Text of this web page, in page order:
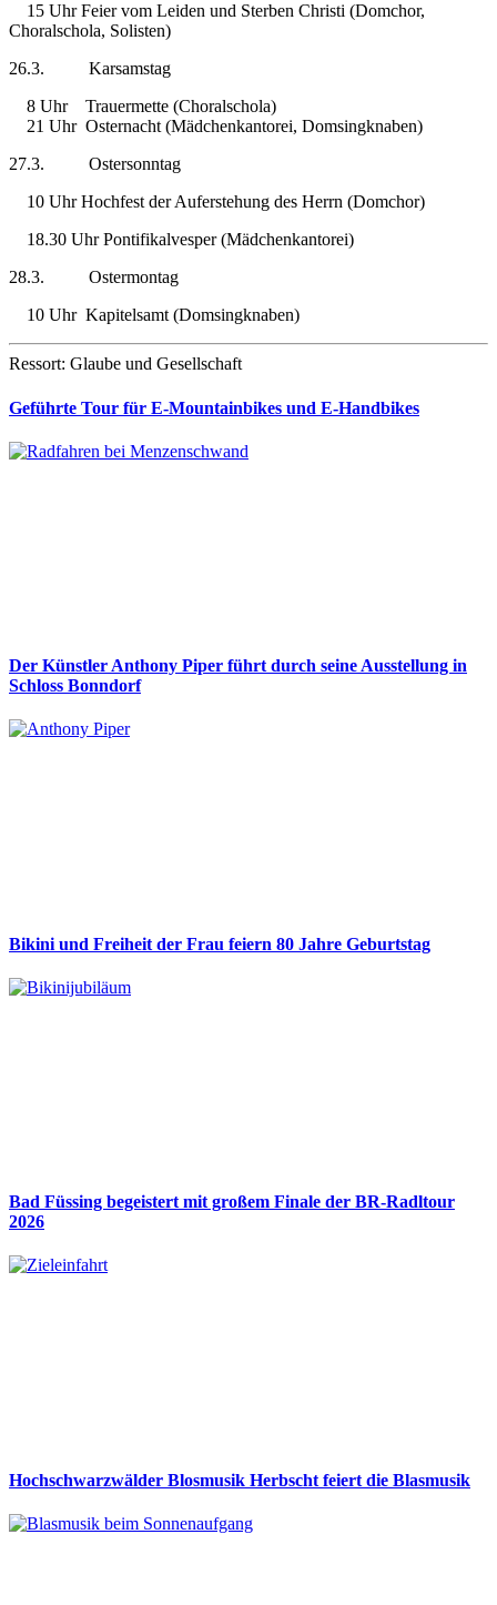
15 Uhr Feier vom Leiden und Sterben Christi (Domchor,
Choralschola, Solisten)
26.3. Karsamstag
8 Uhr Trauermette (Choralschola)
21 Uhr Osternacht (Mädchenkantorei, Domsingknaben)
27.3. Ostersonntag
10 Uhr Hochfest der Auferstehung des Herrn (Domchor)
18.30 Uhr Pontifikalvesper (Mädchenkantorei)
28.3. Ostermontag
10 Uhr Kapitelsamt (Domsingknaben)
Ressort: Glaube und Gesellschaft
Geführte Tour für E-Mountainbikes und E-Handbikes
Der Künstler Anthony Piper führt durch seine Ausstellung in
Schloss Bonndorf
Bikini und Freiheit der Frau feiern 80 Jahre Geburtstag
Bad Füssing begeistert mit großem Finale der BR-Radltour
2026
Hochschwarzwälder Blosmusik Herbscht feiert die Blasmusik